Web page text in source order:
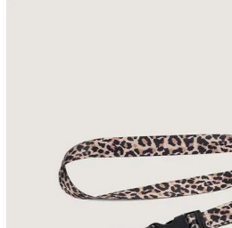
Tecnología en cada paso:
Agarre de leyenda: Suela
Sello de historia:
Mezcla de materiales: